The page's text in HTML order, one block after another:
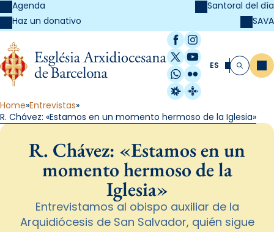
Agenda
Haz un donativo
Santoral del día
SAVA
Facebook
Instagram
X / Twitter
YouTube
WhatsApp
Flickr
Radio Estel
Catalunya
ES Buscar
Home Entrevistas
R. Chávez: «Estamos en un momento hermoso de la Iglesia»
R. Chávez: «Estamos en un
momento hermoso de la
Iglesia»
Entrevistamos al obispo auxiliar de la
Arquidiócesis de San Salvador, quién sigue